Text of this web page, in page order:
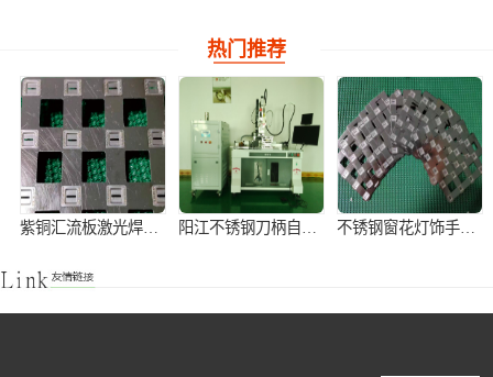
热门推荐
紫铜汇流板激光焊接加工 阳江不锈钢刀柄自动激光焊接机 不锈钢窗花灯饰手持式激光焊接机